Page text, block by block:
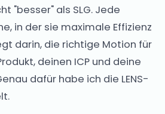
"besser" als SLG. Jede
in der sie maximale Effizienz
darin, die richtige Motion für
deinen ICP und deine
dafür habe ich die LENS-